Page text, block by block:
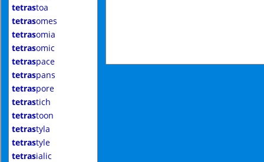
tetrastoa
tetrasomes
tetrasomia
tetrasomic
tetraspace
tetraspans
tetraspore
tetrastich
tetrastoon
tetrastyla
tetrastyle
tetrasialic